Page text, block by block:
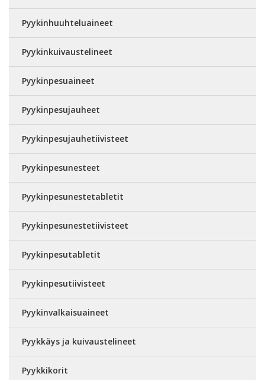
Pyykinhuuhteluaineet
Pyykinkuivaustelineet
Pyykinpesuaineet
Pyykinpesujauheet
Pyykinpesujauhetiivisteet
Pyykinpesunesteet
Pyykinpesunestetabletit
Pyykinpesunestetiivisteet
Pyykinpesutabletit
Pyykinpesutiivisteet
Pyykinvalkaisuaineet
Pyykkäys ja kuivaustelineet
Pyykkikorit